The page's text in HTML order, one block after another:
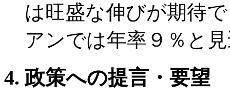
は旺盛な伸びが期待
アンでは年率９％と
政策への提言・要望